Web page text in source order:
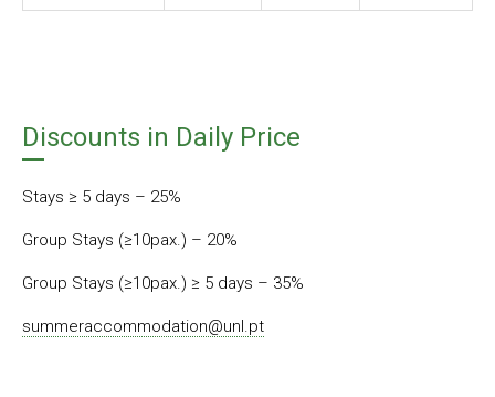
Discounts in Daily Price
Stays ≥ 5 days – 25%
Group Stays (≥10pax.) – 20%
Group Stays (≥10pax.) ≥ 5 days – 35%
summeraccommodation@unl.pt